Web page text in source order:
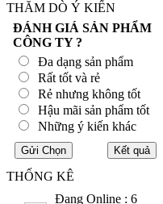
THĂM DÒ Ý KIẾN
ĐÁNH GIÁ SẢN PHẨM
CÔNG TY ?
Đa dạng sản phẩm
Rất tốt và rẻ
Rẻ nhưng không tốt
Hậu mãi sản phẩm tốt
Những ý kiến khác
THỐNG KÊ
Đang Online : 6